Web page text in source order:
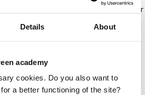
Details About
academy
cookies. Do you also want to
a better functioning of the site?
worden in blok 1 digitaal verstrekt. Per
Teams for Education. Je ontvangt
en de leermiddelen vanuit de
laptop
aan de minimale vereisten om je